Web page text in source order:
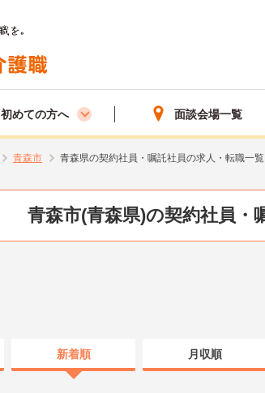
初めての方へ 面談会場一覧
青森市 青森県の契約社員・嘱託社員の求人・転職一覧
青森市(青森県)の契約社員・
新着順 月収順